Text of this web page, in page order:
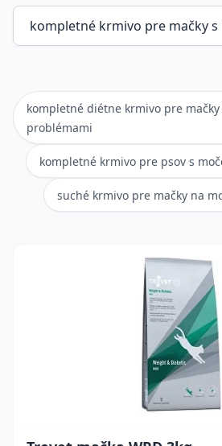
kompletné diétne krmivo pre mačky
problémami
kompletné krmivo pre psov s
suché krmivo pre mačky na